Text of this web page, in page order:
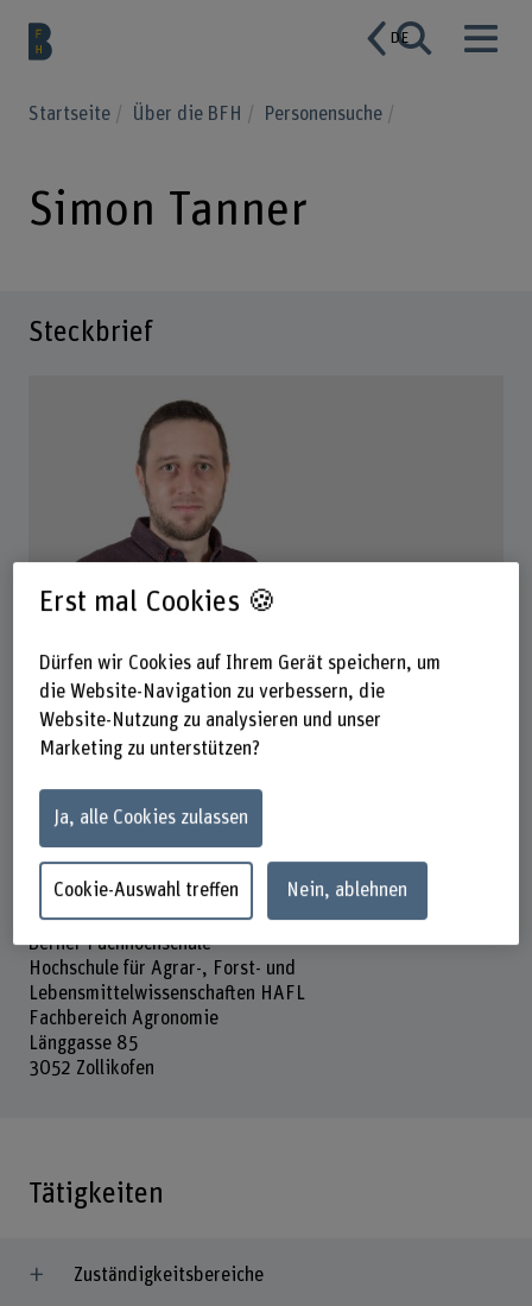
DE
Startseite Über die BFH Personensuche
Simon Tanner
Steckbrief
Leiter Wyss Academy Bodenprojekt
Kontakt
+41 31 848 51 70
Adresse
Berner Fachhochschule
Hochschule für Agrar-, Forst- und
Lebensmittelwissenschaften HAFL
Fachbereich Agronomie
Länggasse 85
3052 Zollikofen
Tätigkeiten
Zuständigkeitsbereiche
Erst mal Cookies 🍪
Dürfen wir Cookies auf Ihrem Gerät speichern, um
die Website-Navigation zu verbessern, die
Website-Nutzung zu analysieren und unser
Marketing zu unterstützen?
Ja, alle Cookies zulassen
Cookie-Auswahl treffen Nein, ablehnen